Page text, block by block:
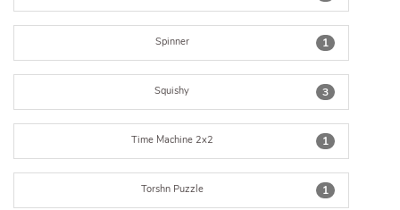
1
Spinner
3
Squishy
1
Time Machine 2x2
1
Torshn Puzzle